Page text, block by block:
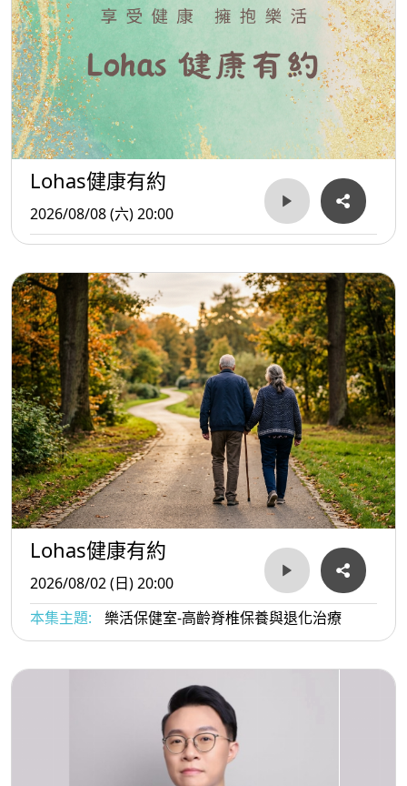
Lohas健康有約
2026/08/08 (六) 20:00
Lohas健康有約
2026/08/02 (日) 20:00
本集主題:
樂活保健室-高齡脊椎保養與退化治療